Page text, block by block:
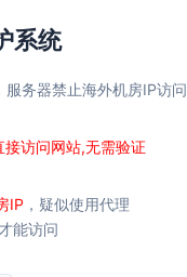
系统
务器禁止海外机房IP访问
访问网站,无需验证
IP ，疑似使用代理
能访问